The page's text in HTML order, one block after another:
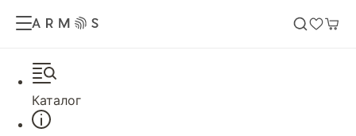
Каталог